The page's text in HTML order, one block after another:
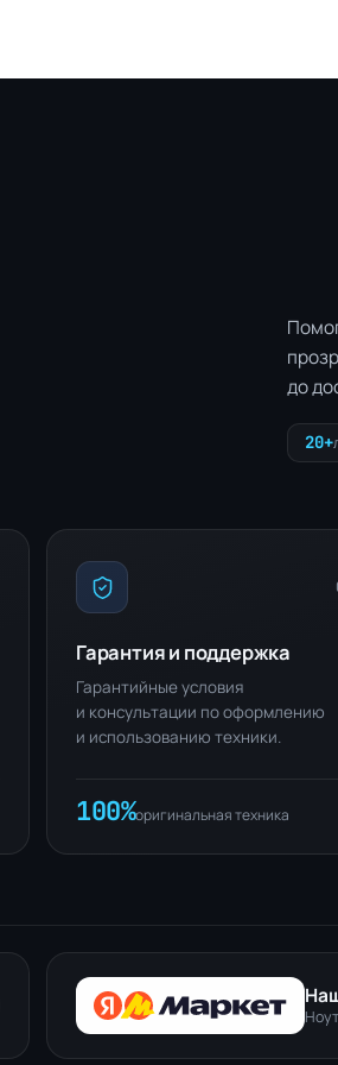
до
20+
Гарантия и поддержка
Гарантийные условия
и консультации по оформлению
и использованию техники.
100%оригинальная техника